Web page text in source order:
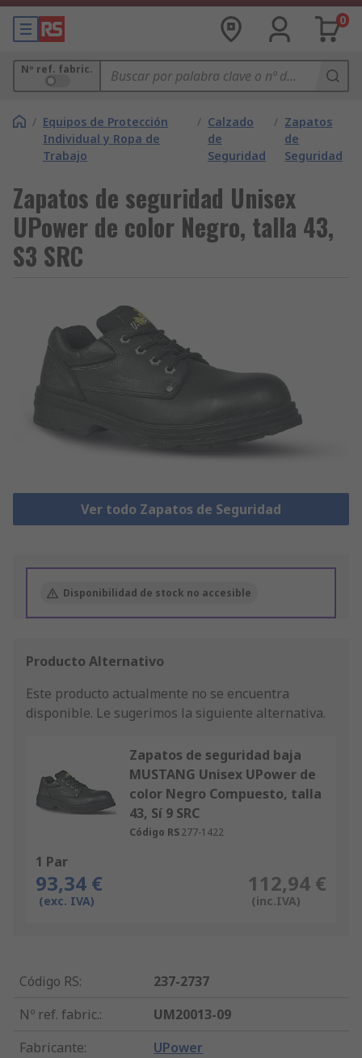
0
Nº ref. fabric.
/ Equipos de Protección
Individual y Ropa de
Trabajo
/ Calzado
de
Seguridad
/ Zapatos
de
Seguridad
Zapatos de seguridad Unisex
UPower de color Negro, talla 43,
S3 SRC
Ver todo Zapatos de Seguridad
Disponibilidad de stock no accesible
Producto Alternativo
Este producto actualmente no se encuentra
disponible. Le sugerimos la siguiente alternativa.
Zapatos de seguridad baja
MUSTANG Unisex UPower de
color Negro Compuesto, talla
43, Sí 9 SRC
Código RS277-1422
1 Par
93,34 €
(exc. IVA)
112,94 €
(inc.IVA)
Código RS:
237-2737
Nº ref. fabric.:
UM20013-09
Fabricante: UPower